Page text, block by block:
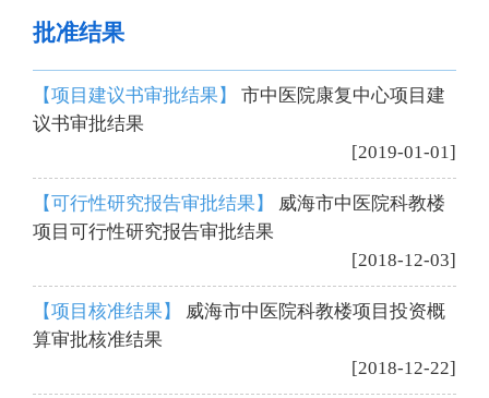
批准结果
【项目建议书审批结果】 市中医院康复中心项目建
议书审批结果
[2019-01-01]
【可行性研究报告审批结果】 威海市中医院科教楼
项目可行性研究报告审批结果
[2018-12-03]
【项目核准结果】 威海市中医院科教楼项目投资概
算审批核准结果
[2018-12-22]